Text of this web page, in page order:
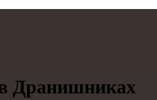
Дранишниках